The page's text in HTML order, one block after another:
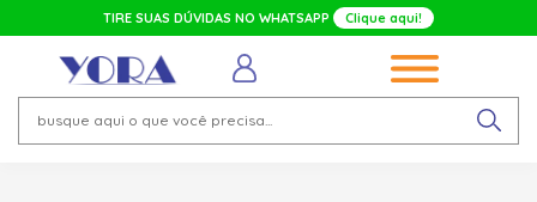
TIRE SUAS DÚVIDAS NO WHATSAPP Clique aqui!